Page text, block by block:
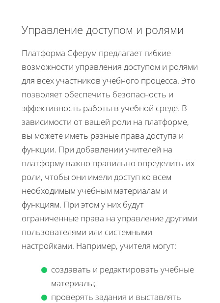
Управление доступом и ролями
Платформа Сферум предлагает гибкие
возможности управления доступом и ролями
для всех участников учебного процесса. Это
позволяет обеспечить безопасность и
эффективность работы в учебной среде. В
зависимости от вашей роли на платформе,
вы можете иметь разные права доступа и
функции. При добавлении учителей на
платформу важно правильно определить их
роли, чтобы они имели доступ ко всем
необходимым учебным материалам и
функциям. При этом у них будут
ограниченные права на управление другими
пользователями или системными
настройками. Например, учителя могут:
создавать и редактировать учебные
материалы;
проверять задания и выставлять